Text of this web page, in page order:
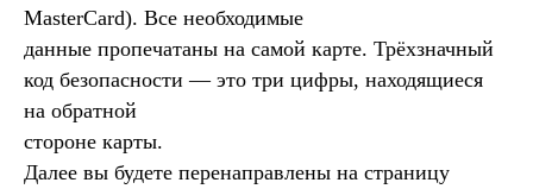
MasterCard). Все необходимые
данные пропечатаны на самой карте. Трёхзначный
код безопасности — это три цифры, находящиеся
на обратной
стороне карты.
Далее вы будете перенаправлены на страницу